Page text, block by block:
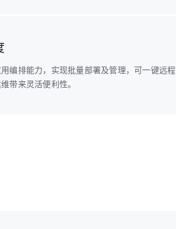
编排能力，实现批量部署及管理，可一键远程
带来灵活便利性。